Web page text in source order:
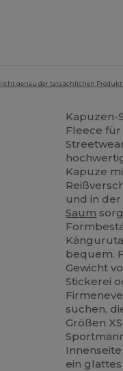
genau der tatsächlichen
Kapuzen-
Fleece für
Kapuze
und in
Saum
bequem.
Gewicht
Stickerei
suchen,
Größen
ein